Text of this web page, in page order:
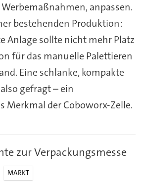
anpassen.
bestehenden Produktion:
Anlage sollte nicht mehr Platz
für das manuelle Palettieren
Eine schlanke, kompakte
gefragt – ein
Merkmal der Coboworx-Zelle.
zur Verpackungsmesse
MARKT